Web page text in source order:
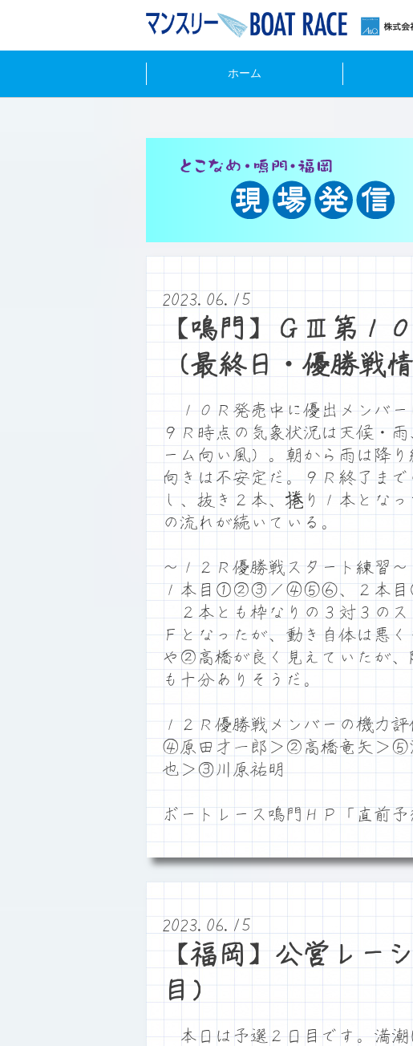
ホーム
2023.06.15
【鳴門】ＧⅢ第１
（最終日・優勝戦情
１０Ｒ発売中に優出メンバー
９Ｒ時点の気象状況は天候・
ーム向い風）。朝から雨は降
向きは不安定だ。９Ｒ終了ま
し、抜き２本、捲り１本とな
の流れが続いている。
～１２Ｒ優勝戦スタート練習～
１本目①②③／④⑤⑥、２
２本とも枠なりの３対３のス
Ｆとなったが、動き自体は悪
や②高橋が良く見えていたが、
も十分ありそうだ。
１２Ｒ優勝戦メンバーの機力評
④原田才一郎＞②高橋竜矢＞⑤
也＞③川原祐明
ボートレース鳴門ＨＰ「直前
2023.06.15
【福岡】公営レー
目）
本日は予選２日目です。満潮